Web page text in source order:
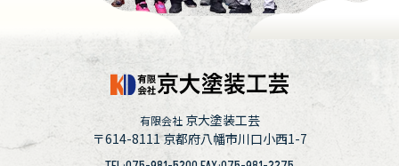
有限会社 京大塗装工芸
〒614-8111京都府八幡市川口小西1-7